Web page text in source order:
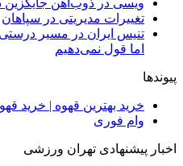
تغییرات مدیریتی در سپاهان
تنیس ایران در مسیر
اما قول نمی‌دهیم
پیوندها
خرید بهترین قهوه | خرید
وام فوری
اخبار پیشنهادی تهران ورزشی